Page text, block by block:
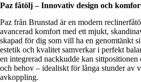
Paz fåtölj – Innovativ design och
Paz från Brunstad är en modern
avancerad komfort med ett mjukt,
skapad för dig som vill ha en genomtänkt
estetik och kvalitet samverkar i perfekt
en integrerad nackkudde kan sittpositionen
och behov – idealiskt för långa stunder av
avkoppling.